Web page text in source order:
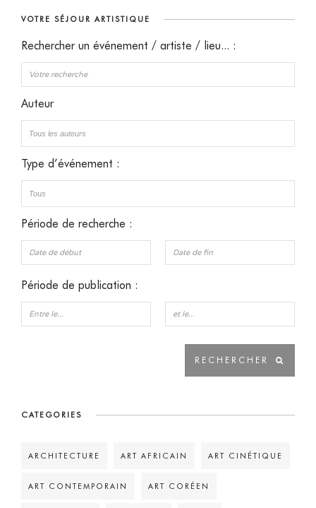
VOTRE SÉJOUR ARTISTIQUE
Rechercher un événement / artiste / lieu... :
Auteur
Type d’événement :
Période de recherche :
Période de publication :
CATEGORIES
ARCHITECTURE ART AFRICAIN ART CINÉTIQUE
ART CONTEMPORAIN ART CORÉEN